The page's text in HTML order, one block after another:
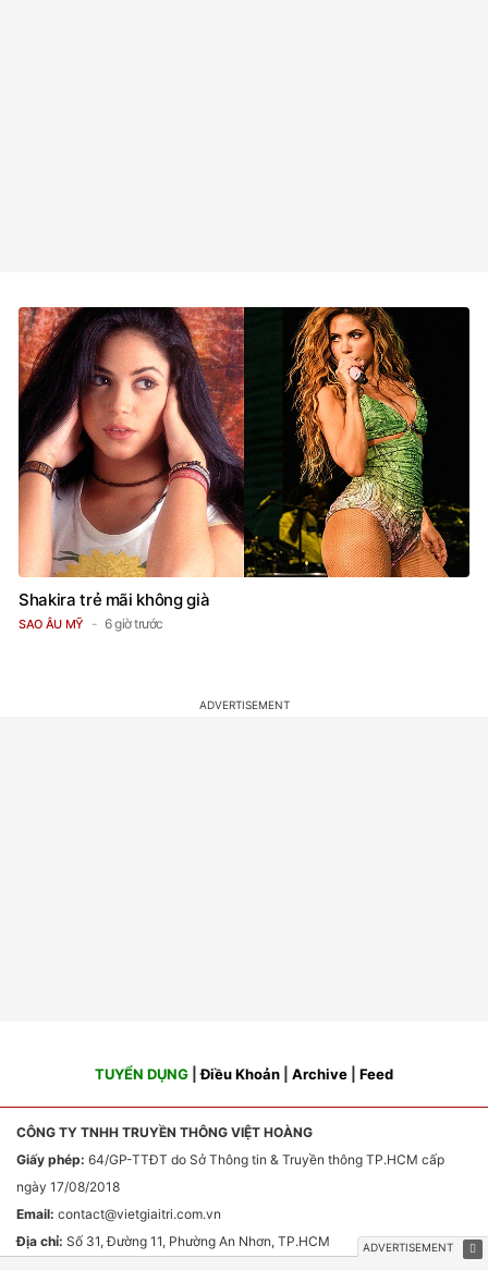
Shakira trẻ mãi không già
SAO ÂU MỸ 6 giờ trước
TUYỂN DỤNG |Điều Khoản Archive Feed
CÔNG TY TNHH TRUYỀN THÔNG VIỆT HOÀNG
Giấy phép: 64/GP-TTĐT do Sở Thông tin & Truyền thông TP.HCM cấp
ngày 17/08/2018
Email: contact@vietgiaitri.com.vn
Địa chỉ: Số 31, Đường 11, Phường An Nhơn, TP.HCM